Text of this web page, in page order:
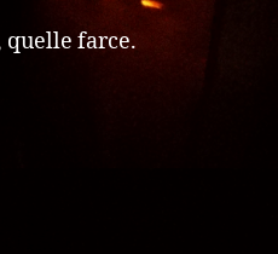
quelle farce.